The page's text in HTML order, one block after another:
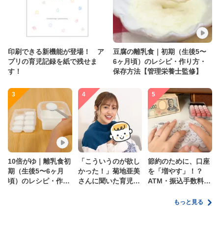
印刷できる新機能が登場！ ア
プリの育児記録を紙で残せま
す！
豆腐の離乳食｜初期（生後5〜
6ヶ月頃）のレシピ・作り方・
保存方法【管理栄養士監修】
3
10倍がゆ｜離乳食初
期（生後5〜6ヶ月
頃）のレシピ・作り
4
「こういうのが欲し
かった！」菊地亜美
さんに聞いた育児
5
節約のために、口座
を「増やす」！？
ATM・振込手数料の
家計管理術もっと見る